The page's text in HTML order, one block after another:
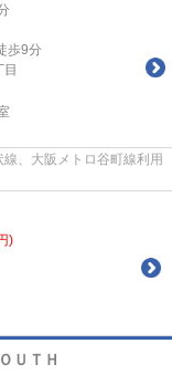
歩9分
目
、大阪メトロ谷町線利用
)
ＵＴＨ